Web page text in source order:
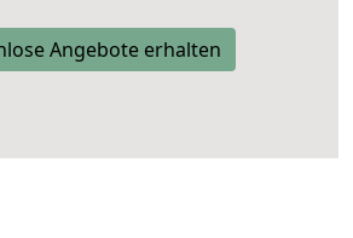
Angebote erhalten